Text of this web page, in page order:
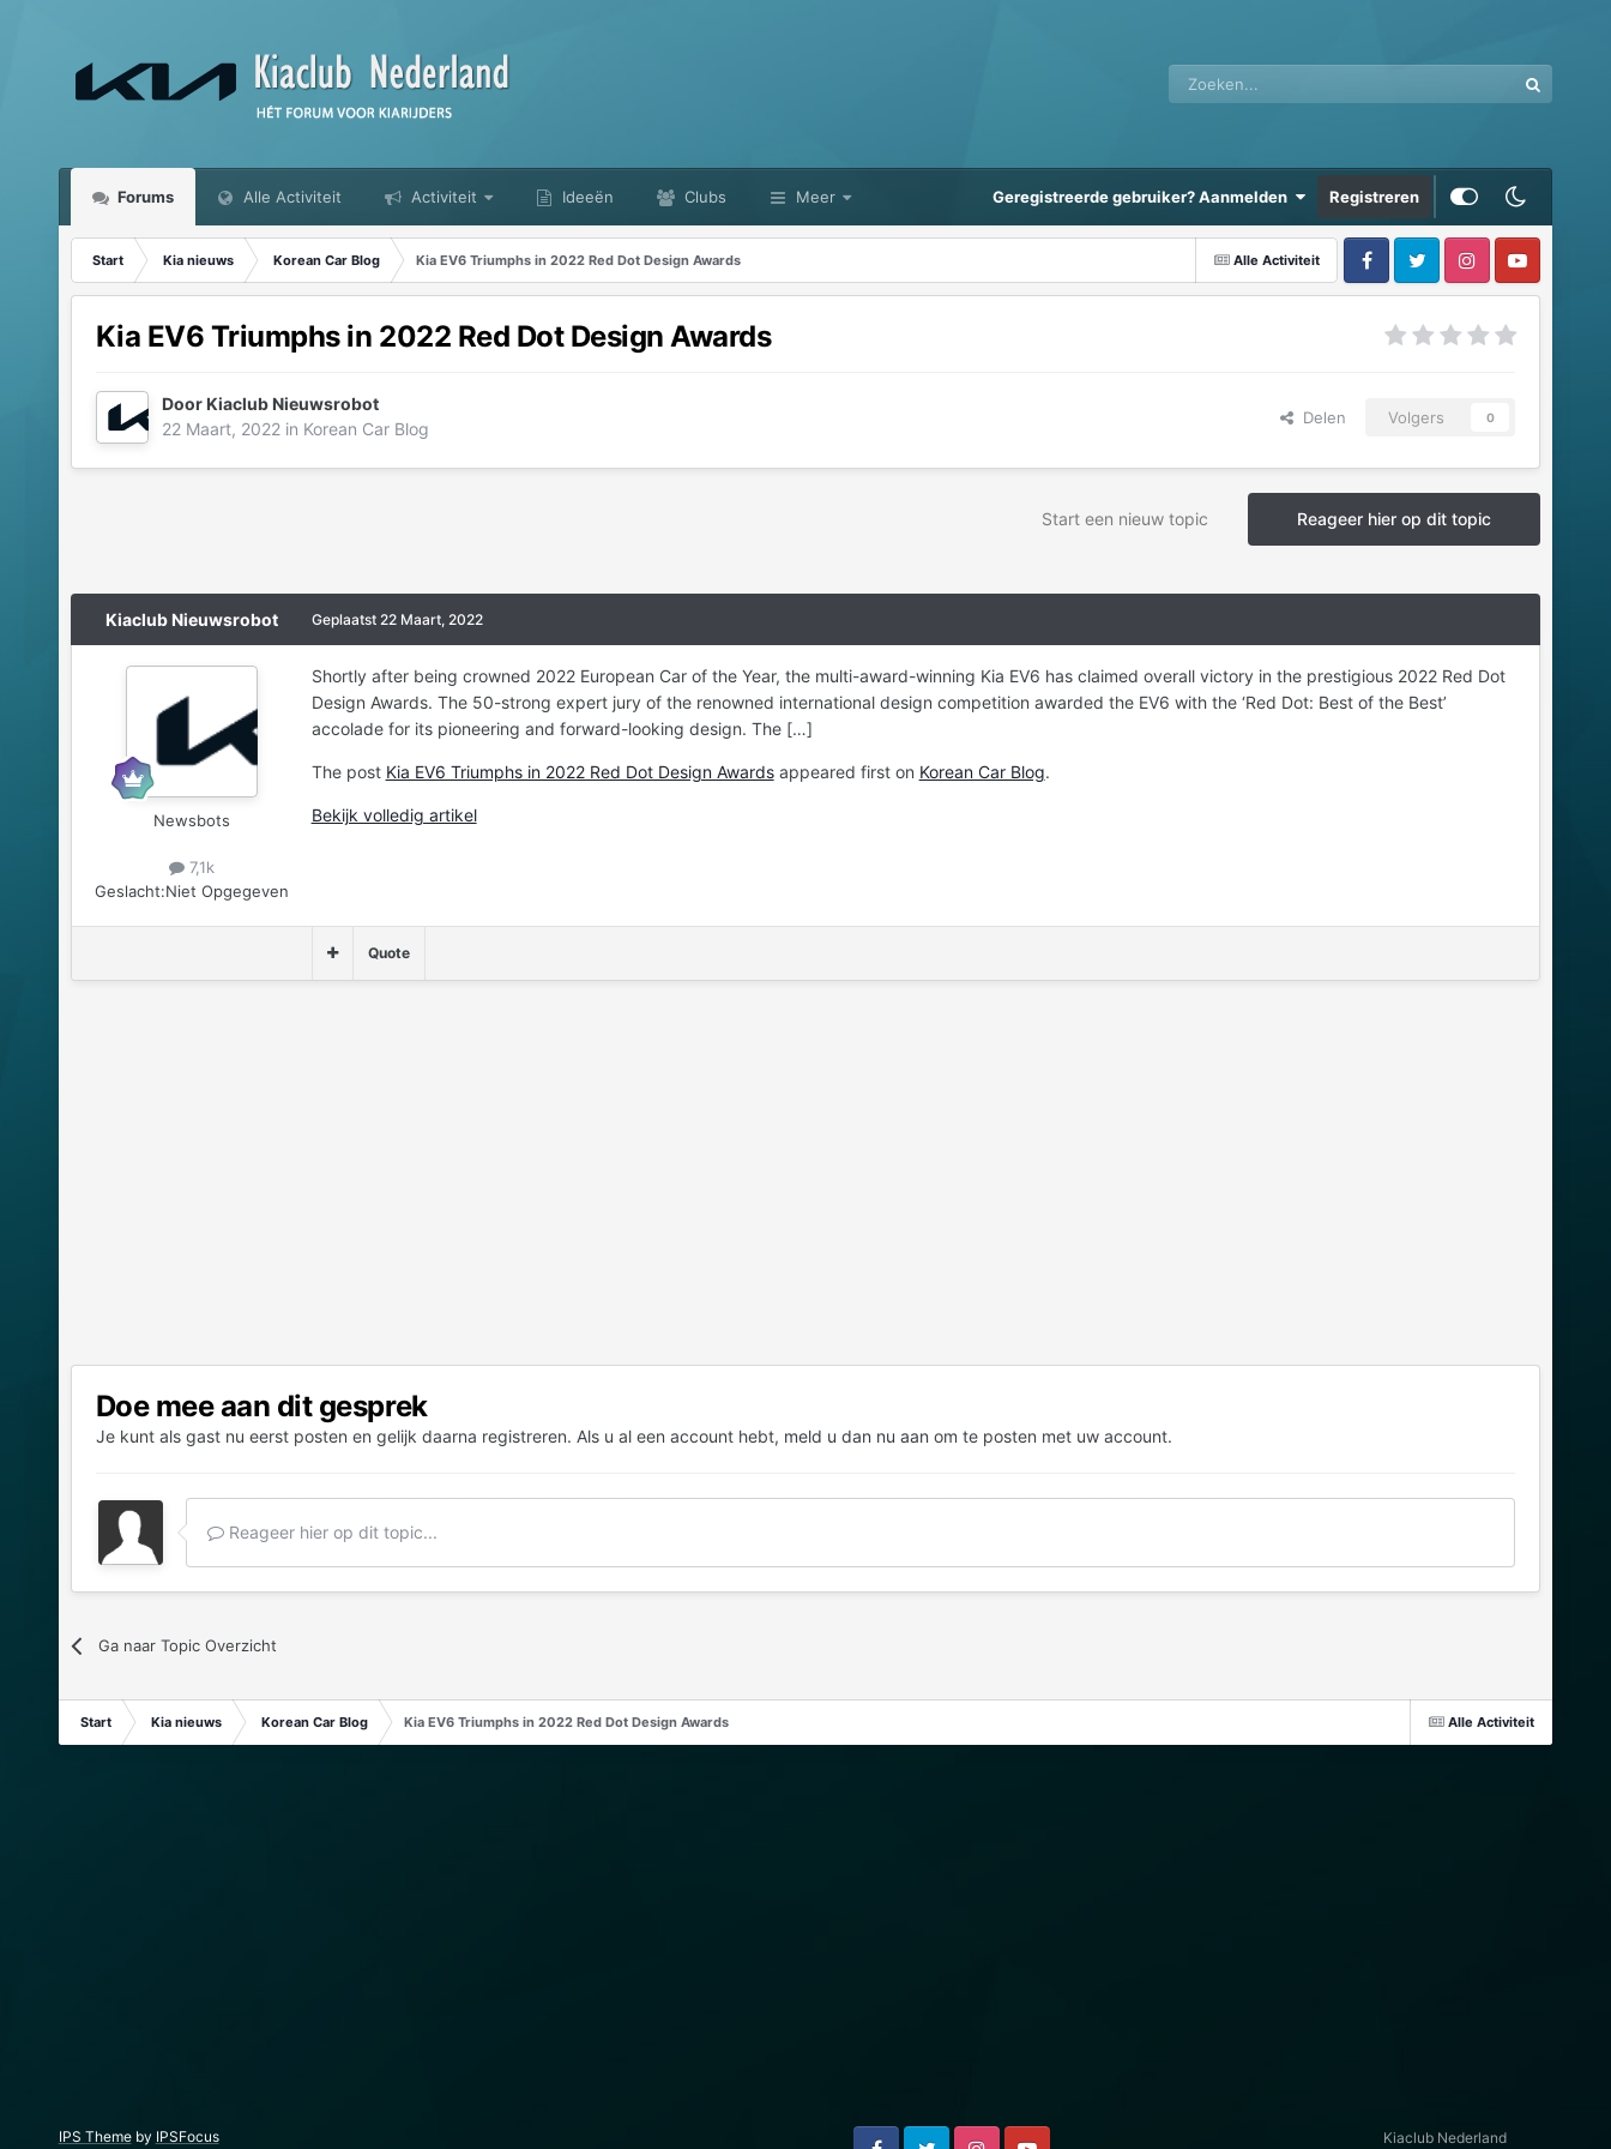
Forums Alle Activiteit Activiteit Ideeën Clubs Meer Geregistreerde gebruiker? Aanmelden Registreren
Alle Activiteit
Start Kia nieuws Korean Car Blog Kia EV6 Triumphs in 2022 Red Dot Design Awards
Kia EV6 Triumphs in 2022 Red Dot Design Awards
DoorKiaclub Nieuwsrobot
22 Maart, 2022in Korean Car Blog
Delen Volgers 0
Reageer hier op dit topic
Start een nieuw topic
Kiaclub Nieuwsrobot
Newsbots
7,1k
Geslacht:Niet Opgegeven
Geplaatst 22 Maart, 2022
Shortly after being crowned 2022 European Car of the Year, the multi-award-winning Kia EV6 has claimed overall victory in the prestigious 2022 Red Dot
Design Awards. The 50-strong expert jury of the renowned international design competition awarded the EV6 with the ‘Red Dot: Best of the Best’
accolade for its pioneering and forward-looking design. The […]
The post Kia EV6 Triumphs in 2022 Red Dot Design Awardsappeared first on Korean Car Blog.
Bekijk volledig artikel
Quote
Doe mee aan dit gesprek
Je kunt als gast nu eerst posten en gelijk daarna registreren. Als u al een account hebt, meld u dan nu aan om te posten met uw account.
Reageer hier op dit topic...
Ga naar Topic Overzicht
Alle Activiteit
Start Kia nieuws Korean Car Blog Kia EV6 Triumphs in 2022 Red Dot Design Awards
IPS Themeby IPSFocus Kiaclub Nederland